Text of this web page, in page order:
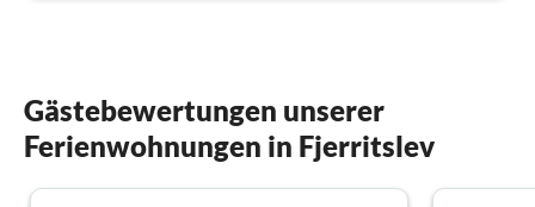
Gästebewertungen unserer
Ferienwohnungen in Fjerritslev